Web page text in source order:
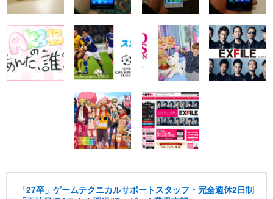
「27卒」ゲームテクニカルサポートスタッフ・完全週休2日制